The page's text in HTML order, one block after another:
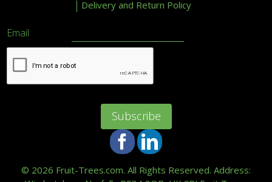
Delivery and Return Policy
Email
Facebook
© 2026 Fruit-Trees.com. All Rights Reserved. Address: